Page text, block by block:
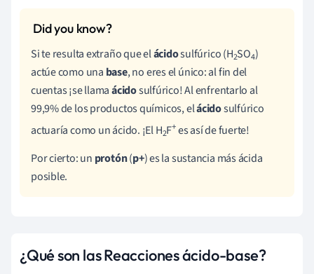
Si te resulta extraño que elácidosulfúrico (H2SO4)
actúe como una base, no eres el único: al fin del
cuentas ¡se llamaácidosulfúrico! Al enfrentarlo al
99,9% de los productos químicos, elácidosulfúrico
actuaría como un ácido. ¡El H2F+es así de fuerte!
Por cierto: un protón(p+) es la sustancia más ácida
posible.
¿Qué son las Reacciones ácido-base?